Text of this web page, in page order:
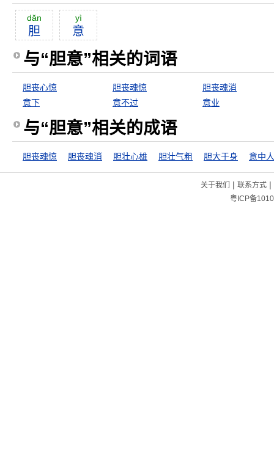
dăn
胆
yì
意
与“胆意”相关的词语
胆丧心惊 胆丧魂惊
胆丧魂消
意下
意不过 意业
与“胆意”相关的成语
胆丧魂惊 胆丧魂消 胆壮心雄 胆壮气粗 胆大于身 意中人
关于我们 | 联系方式|
粤ICP备